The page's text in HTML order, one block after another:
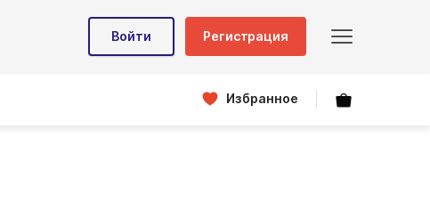
Войти Регистрация
Избранное